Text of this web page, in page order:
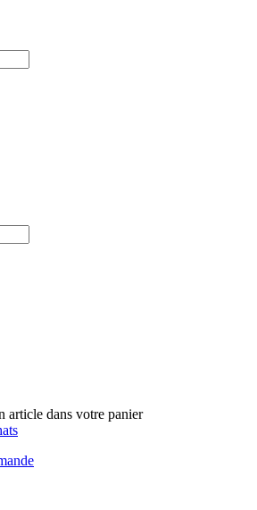
article dans votre panier